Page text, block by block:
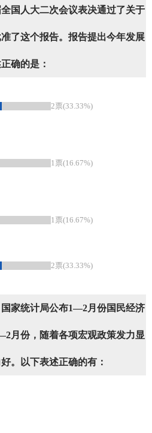
国人大二次会议表决通过了关于
了这个报告。报告提出今年发展
确的是：
2票(33.33%)
1票(16.67%)
1票(16.67%)
2票(33.33%)
国家统计局公布1—2月份国民经济
月份，随着各项宏观政策发力显
。以下表述正确的有：